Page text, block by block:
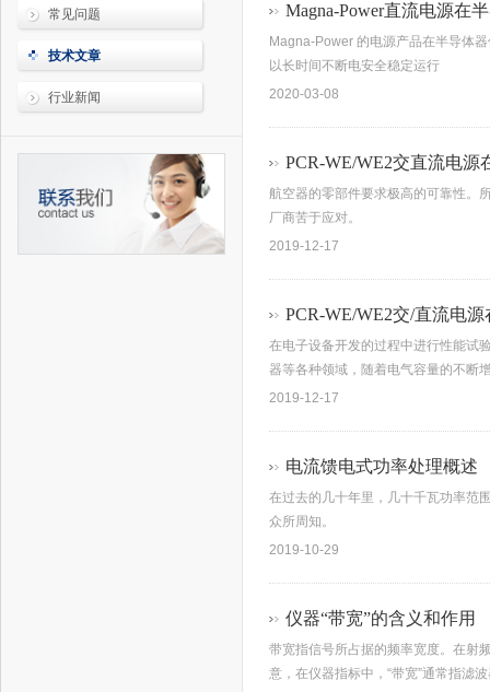
常见问题
技术文章
行业新闻
Magna-Power直流电源在
Magna-Power 的电源产品在半导体
以长时间不断电安全稳定运行
2020-03-08
PCR-WE/WE2交直流电
航空器的零部件要求极高的可靠性。
厂商苦于应对。
2019-12-17
PCR-WE/WE2交/直流电
在电子设备开发的过程中进行性能试
器等各种领域，随着电气容量的不断
2019-12-17
电流馈电式功率处理概述
在过去的几十年里，几十千瓦功率范
众所周知。
2019-10-29
仪器“带宽”的含义和作用
带宽指信号所占据的频率宽度。在射
意，在仪器指标中，“带宽”通常指滤